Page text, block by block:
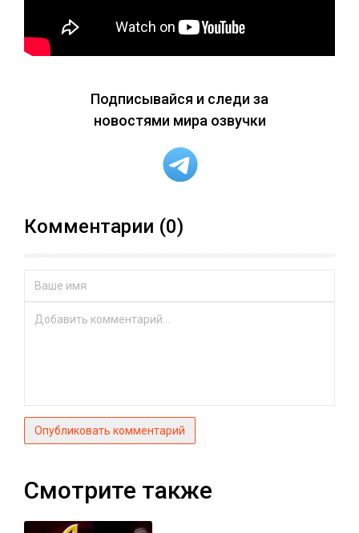
Подписывайся и следи за
новостями мира озвучки
Комментарии (0)
Опубликовать комментарий
Смотрите также